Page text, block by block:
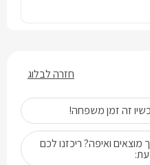
זה זמן משפחה!
ואיפה? ריכזנו לכם
חזרה לבלוג